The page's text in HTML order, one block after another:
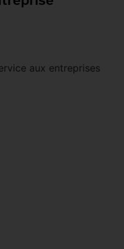
aux entreprises